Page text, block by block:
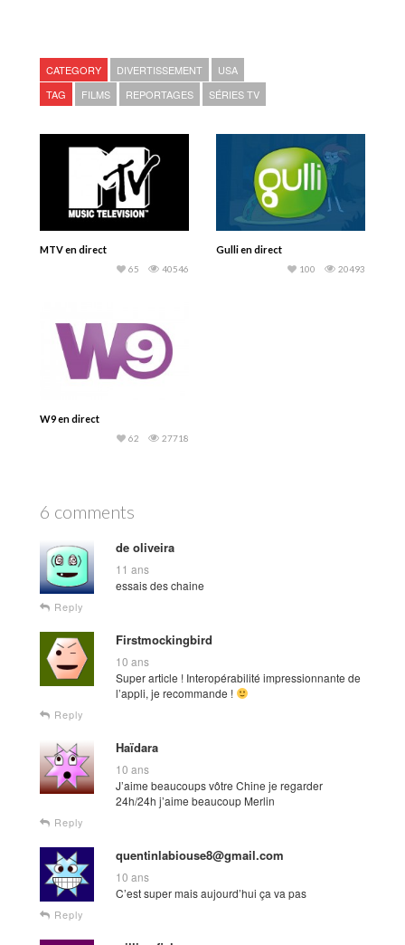
CATEGORY DIVERTISSEMENT
USA
TAG
FILMS REPORTAGES SÉRIES TV
MTV en direct
40546
65
Gulli en direct
20493
100
W9 en direct
27718
62
6 comments
de oliveira
11 ans
essais des chaine
Reply
Firstmockingbird
10 ans
Super article ! Interopérabilité impressionnante de
l’appli, je recommande !
Reply
Haïdara
10 ans
J’aime beaucoups vôtre Chine je regarder
24h/24h j’aime beaucoup Merlin
Reply
quentinlabiouse8@gmail.com
10 ans
C’est super mais aujourd’hui ça va pas
Reply